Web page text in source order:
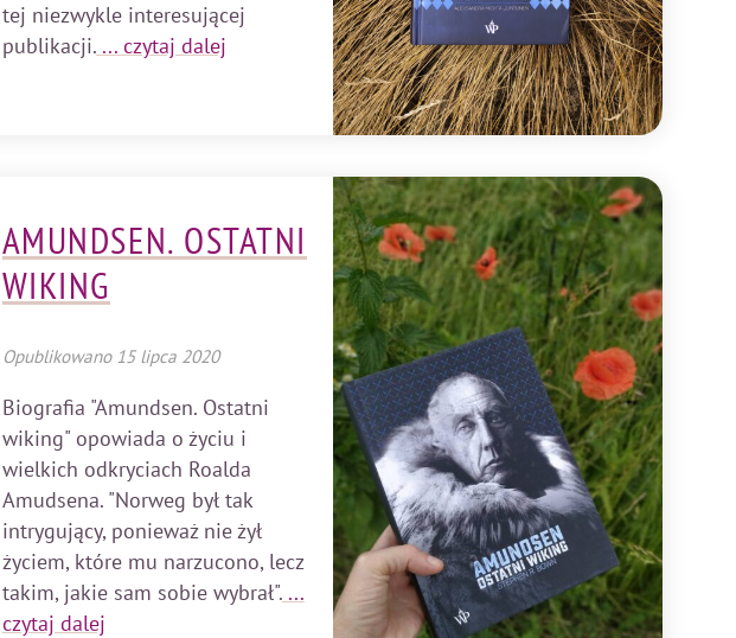
tej niezwykle interesującej
publikacji.... czytaj dalej
AMUNDSEN. OSTATNI
WIKING
Opublikowano 15 lipca 2020
Biografia "Amundsen. Ostatni
wiking" opowiada o życiu i
wielkich odkryciach Roalda
Amudsena. "Norweg był tak
intrygujący, ponieważ nie żył
życiem, które mu narzucono, lecz
takim, jakie sam sobie wybrał"....
czytaj dalej